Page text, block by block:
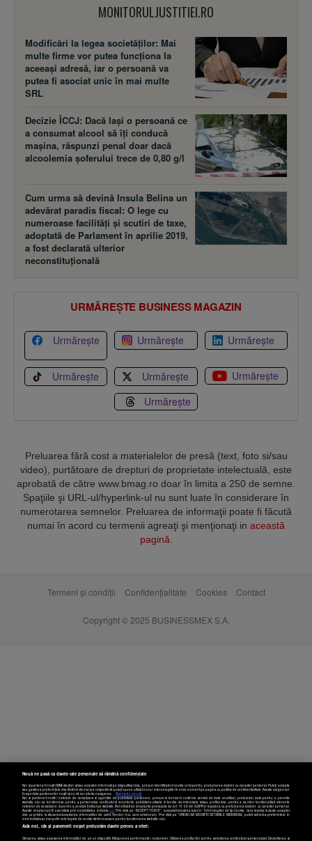
MONITORULJUSTITIEI.RO
Modificări la legea societăţilor: Mai
multe firme vor putea funcţiona la
aceeaşi adresă, iar o persoană va
putea fi asociat unic în mai multe
SRL
Decizie ÎCCJ: Dacă laşi o persoană ce
a consumat alcool să îţi conducă
maşina, răspunzi penal doar dacă
alcoolemia şoferului trece de 0,80 g/l
Cum urma să devină Insula Belina un
adevărat paradis fiscal: O lege cu
numeroase facilităţi şi scutiri de taxe,
adoptată de Parlament în aprilie 2019,
a fost declarată ulterior
neconstituţională
URMĂREȘTE BUSINESS MAGAZIN
Urmărește Urmărește Urmărește
Urmărește Urmărește
Urmărește
Urmărește
Preluarea fără cost a materialelor de presă (text, foto si/sau
video), purtătoare de drepturi de proprietate intelectuală, este
aprobată de către www.bmag.ro doar în limita a 250 de semne.
Spaţiile şi URL-ul/hyperlink-ul nu sunt luate în considerare în
numerotarea semnelor. Preluarea de informaţii poate fi făcută
numai în acord cu termenii agreaţi şi menţionaţi in această
pagină.
Termeni și condiții Confidențialitate Cookies Contact
Copyright © 2025 BUSINESSMEX S.A.
Nouă ne pasă ca datele tale personale să rămână confidențiale
Noi și partenerii noștri589stocăm și/sau accesăm informații pe dispozitivul dvs., precum identificatorii cookie unici pentru prelucrarea datelor cu caracter personal. Puteți accepta
sau gestiona preferințele dvs. făcând clic mai jos, respectiv vă puteți opune utilizării unui interes legitim în orice moment pe pagina cu politica de confidențialitate. Aceste alegeri vor
fi raportate partenerilor noștri și nu vă vor afecta navigarea.
Mai multe detalii
Noi si partenerii nostri (retelele de socializare si agentiile de publicitate partenere, precum si furnizorii nostri de servicii de date analitice) prelucram date pentru a permite
website-ului sa functioneze, pentru a personaliza continutul si anunturile publicitare afisate in functie de interesele si/sau profilul dvs., pentru a va oferi functionalitati aferente
retelelor de socializare si pentru a analiza traficul pe website. Beneficiati de drepturile prevazute de art. 15-22 din GDPR in legatura cu prelucrarea datelor cu caracter personal.
Aceste drepturi pot fi exercitate prin modalitatea indicataaici. Prin click pe “ACCEPT TOATE”, acceptati folosirea tuturor Tehnologiilor de tip Cookie, care implica inclusiv acceptul
dvs. cu privire la stocarea/accesarea informatiilor de catre Vendor-ii cu care colaboram. Prin click pe “VREAU SA MODIFIC SETARILE INDIVIDUAL” puteti schimba preferintele in
mod individual, mai putin cele legate de cookie strict necesare pentru functionarea website-ului.
Atât noi, cât și partenerii noștri prelucrăm datele pentru a oferi:
Stocarea și/sau accesarea informațiilor de pe un dispozitiv. Măsurarea performanței reclamelor. Utilizarea profilurilor pentru selectarea conținutului personalizat. Dezvoltarea și